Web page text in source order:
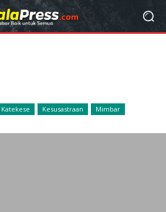
Katekese Kesusastraan Mimbar